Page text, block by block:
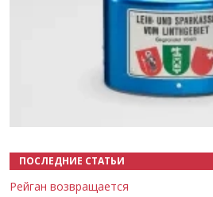
ПОСЛЕДНИЕ СТАТЬИ
Рейган возвращается